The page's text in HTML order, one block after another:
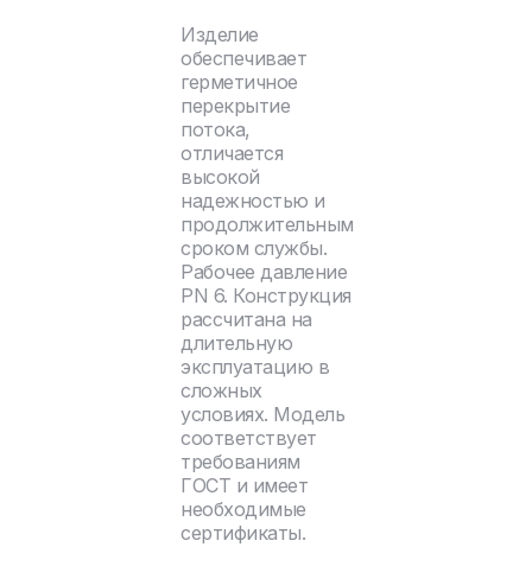
Изделие
обеспечивает
герметичное
перекрытие
потока,
отличается
высокой
надежностью и
продолжительным
сроком службы.
Рабочее давление
PN 6. Конструкция
рассчитана на
длительную
эксплуатацию в
сложных
условиях. Модель
соответствует
требованиям
ГОСТ и имеет
необходимые
сертификаты.